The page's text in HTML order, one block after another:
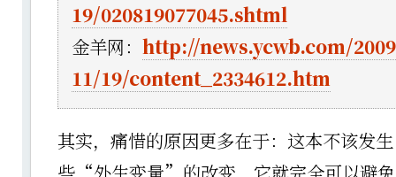
19/020819077045.shtml
金羊网： http://news.ycwb.com/
11/19/content_2334612.htm
其实，痛惜的原因更多在于：这本不该发